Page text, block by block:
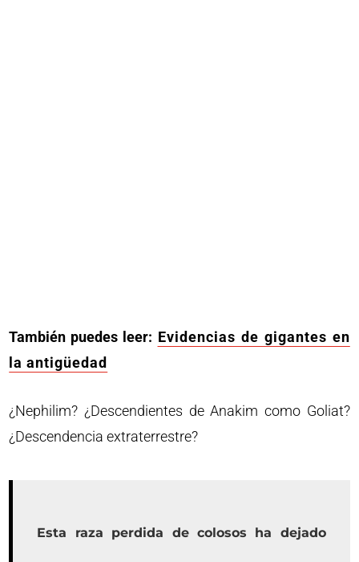
También puedes leer: Evidencias de gigantes en
la antigüedad
¿Nephilim? ¿Descendientes de Anakim como Goliat?
¿Descendencia extraterrestre?
Esta raza perdida de colosos ha dejado